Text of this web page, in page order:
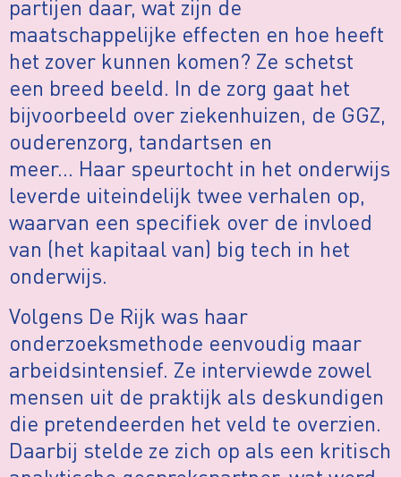
partijen daar, wat zijn de
maatschappelijke effecten en hoe heeft
het zover kunnen komen? Ze schetst
een breed beeld. In de zorg gaat het
bijvoorbeeld over ziekenhuizen, de GGZ,
ouderenzorg, tandartsen en
meer… Haar speurtocht in het onderwijs
leverde uiteindelijk twee verhalen op,
waarvan een specifiek over de invloed
van (het kapitaal van) big tech in het
onderwijs.
Volgens De Rijk was haar
onderzoeksmethode eenvoudig maar
arbeidsintensief. Ze interviewde zowel
mensen uit de praktijk als deskundigen
die pretendeerden het veld te overzien.
Daarbij stelde ze zich op als een kritisch